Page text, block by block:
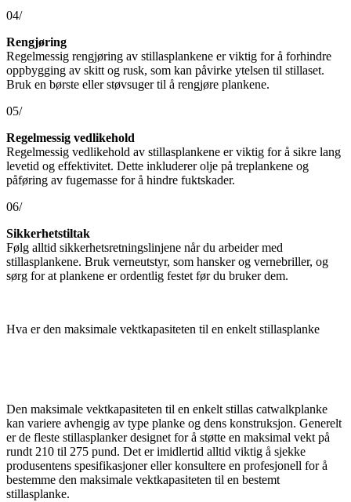
04/
Rengjøring
Regelmessig rengjøring av stillasplankene er viktig for å forhindre
oppbygging av skitt og rusk, som kan påvirke ytelsen til stillaset.
Bruk en børste eller støvsuger til å rengjøre plankene.
05/
Regelmessig vedlikehold
Regelmessig vedlikehold av stillasplankene er viktig for å sikre lang
levetid og effektivitet. Dette inkluderer olje på treplankene og
påføring av fugemasse for å hindre fuktskader.
06/
Sikkerhetstiltak
Følg alltid sikkerhetsretningslinjene når du arbeider med
stillasplankene. Bruk verneutstyr, som hansker og vernebriller, og
sørg for at plankene er ordentlig festet før du bruker dem.
Hva er den maksimale vektkapasiteten til en enkelt stillasplanke
Den maksimale vektkapasiteten til en enkelt stillas catwalkplanke
kan variere avhengig av type planke og dens konstruksjon. Generelt
er de fleste stillasplanker designet for å støtte en maksimal vekt på
rundt 210 til 275 pund. Det er imidlertid alltid viktig å sjekke
produsentens spesifikasjoner eller konsultere en profesjonell for å
bestemme den maksimale vektkapasiteten til en bestemt
stillasplanke.